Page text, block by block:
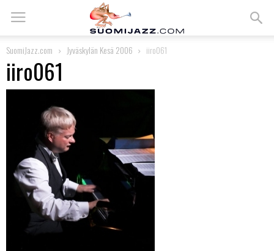
SuomiJazz.com Jyväskylän Kesä 2006 iiro061
iiro061